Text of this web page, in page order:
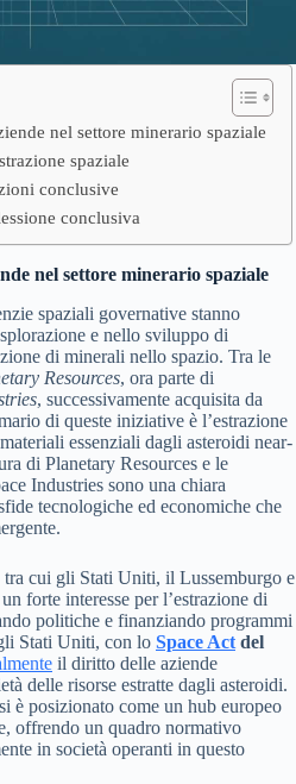
nel settore minerario spaziale
spaziale
conclusive
conclusiva
nel settore minerario spaziale
spaziali governative stanno
e nello sviluppo di
di minerali nello spazio. Tra le
Resources, ora parte di
, successivamente acquisita da
di queste iniziative è l’estrazione
essenziali dagli asteroidi near-
di Planetary Resources e le
Industries sono una chiara
tecnologiche ed economiche che
tra cui gli Stati Uniti, il Lussemburgo e
forte interesse per l’estrazione di
politiche e finanziando programmi
Stati Uniti, con lo Space Act del
il diritto delle aziende
delle risorse estratte dagli asteroidi.
è posizionato come un hub europeo
offrendo un quadro normativo
in società operanti in questo